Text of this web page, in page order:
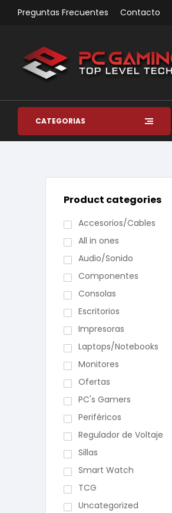
Preguntas Frecuentes Contacto
CATEGORÍAS
Product categories
Accesorios/Cables
All in ones
Audio/Sonido
Componentes
Consolas
Escritorios
Impresoras
Laptops/Notebooks
Monitores
Ofertas
PC's Gamers
Periféricos
Regulador de Voltaje
Sillas
Smart Watch
TCG
Uncategorized